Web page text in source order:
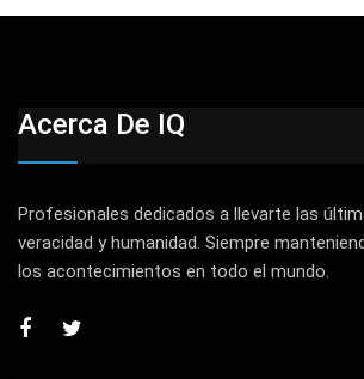
Acerca De IQ
Profesionales dedicados a llevarte las
veracidad y humanidad. Siempre
los acontecimientos en todo el mundo.